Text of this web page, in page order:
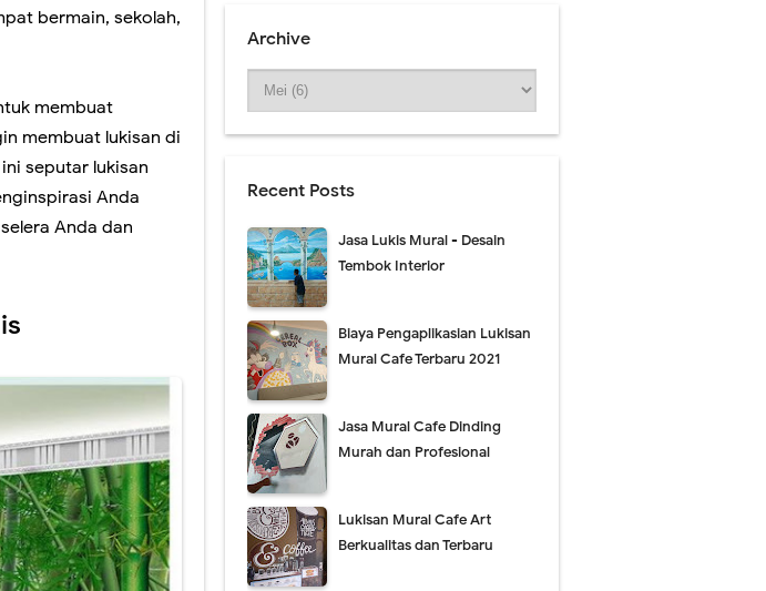
bermain, sekolah,
membuat
membuat lukisan di
seputar lukisan
Anda
Anda dan
Archive
Recent Posts
Jasa Lukis Mural - Desain
Tembok Interior
Biaya Pengaplikasian Lukisan
Mural Cafe Terbaru 2021
Jasa Mural Cafe Dinding
Murah dan Profesional
Lukisan Mural Cafe Art
Berkualitas dan Terbaru